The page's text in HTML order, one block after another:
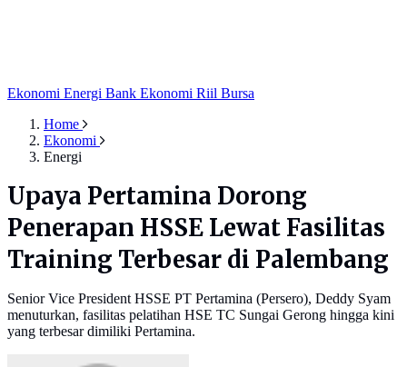
Ekonomi Energi Bank Ekonomi Riil Bursa
Home
Ekonomi
Energi
Upaya Pertamina Dorong
Penerapan HSSE Lewat Fasilitas
Training Terbesar di Palembang
Senior Vice President HSSE PT Pertamina (Persero), Deddy Syam
menuturkan, fasilitas pelatihan HSE TC Sungai Gerong hingga kini
yang terbesar dimiliki Pertamina.